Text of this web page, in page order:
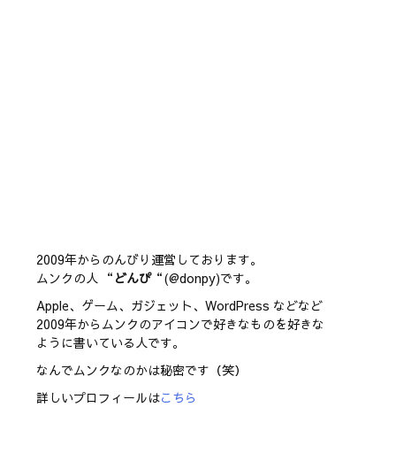
2009年からのんびり運営しております。
ムンクの人 “ どんぴ“(@donpy)です。
Apple、ゲーム、ガジェット、WordPress などなど
2009年からムンクのアイコンで好きなものを好きな
ように書いている人です。
なんでムンクなのかは秘密です（笑）
詳しいプロフィールはこちら